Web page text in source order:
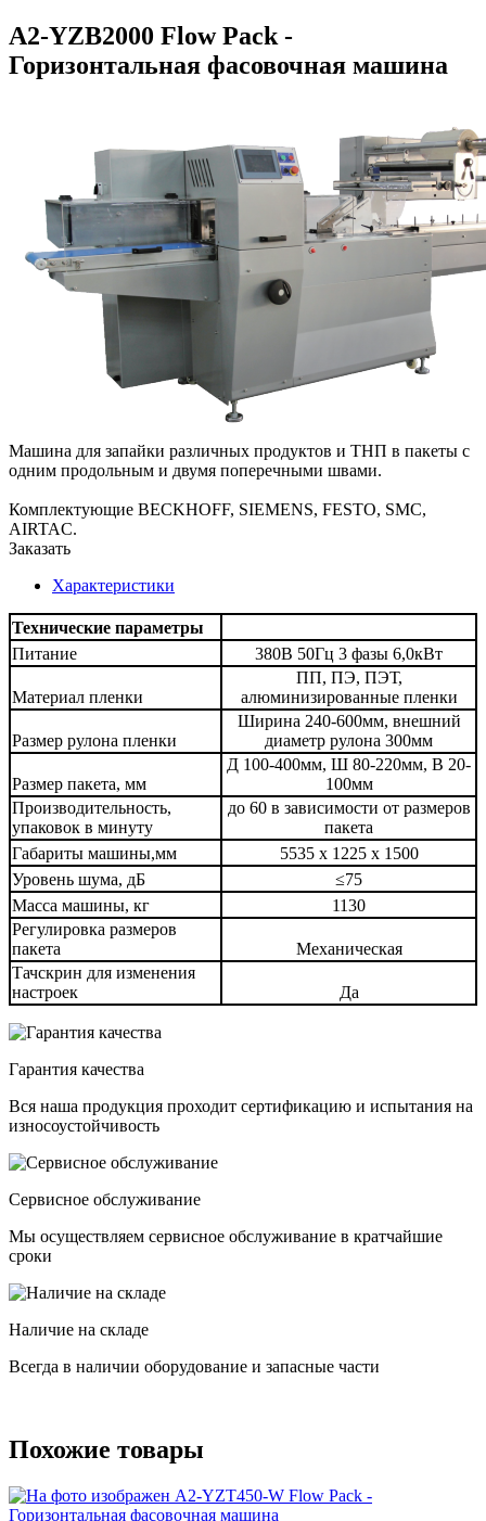
A2-YZB2000 Flow Pack -
Горизонтальная фасовочная машина
Машина для запайки различных продуктов и ТНП в пакеты с
одним продольным и двумя поперечными швами.
Комплектующие BECKHOFF, SIEMENS, FESTO, SMC,
AIRTAC.
Заказать
Характеристики
Технические параметры
Питание
380В 50Гц 3 фазы 6,0кВт
Материал пленки
ПП, ПЭ, ПЭТ,
алюминизированные пленки
Размер рулона пленки
Ширина 240-600мм, внешний
диаметр рулона 300мм
Размер пакета, мм
Д 100-400мм, Ш 80-220мм, В 20-
100мм
Производительность,
упаковок в минуту
до 60 в зависимости от размеров
пакета
Габариты машины,мм
5535 х 1225 х 1500
Уровень шума, дБ
≤75
Масса машины, кг
1130
Регулировка размеров
пакета
Механическая
Тачскрин для изменения
настроек
Да
Гарантия качества
Вся наша продукция проходит сертификацию и испытания на
износоустойчивость
Сервисное обслуживание
Мы осуществляем сервисное обслуживание в кратчайшие
сроки
Наличие на складе
Всегда в наличии оборудование и запасные части
Похожие товары